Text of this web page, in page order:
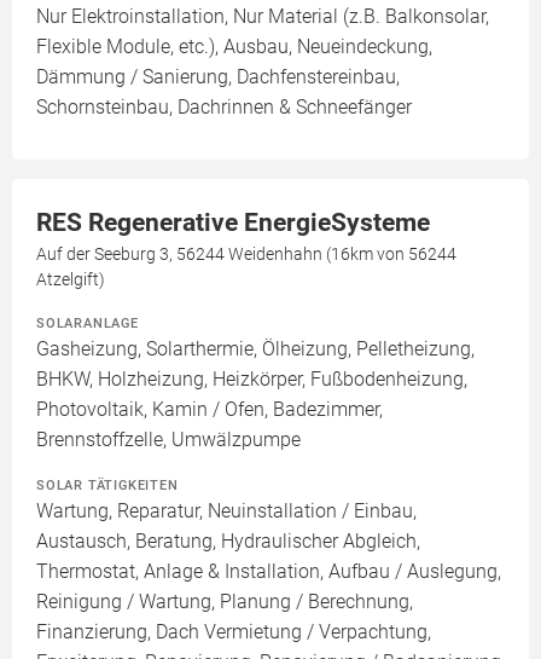
Nur Elektroinstallation, Nur Material (z.B. Balkonsolar,
Flexible Module, etc.), Ausbau, Neueindeckung,
Dämmung / Sanierung, Dachfenstereinbau,
Schornsteinbau, Dachrinnen & Schneefänger
RES Regenerative EnergieSysteme
Auf der Seeburg 3, 56244 Weidenhahn (16km von 56244
Atzelgift)
SOLARANLAGE
Gasheizung, Solarthermie, Ölheizung, Pelletheizung,
BHKW, Holzheizung, Heizkörper, Fußbodenheizung,
Photovoltaik, Kamin / Ofen, Badezimmer,
Brennstoffzelle, Umwälzpumpe
SOLAR TÄTIGKEITEN
Wartung, Reparatur, Neuinstallation / Einbau,
Austausch, Beratung, Hydraulischer Abgleich,
Thermostat, Anlage & Installation, Aufbau / Auslegung,
Reinigung / Wartung, Planung / Berechnung,
Finanzierung, Dach Vermietung / Verpachtung,